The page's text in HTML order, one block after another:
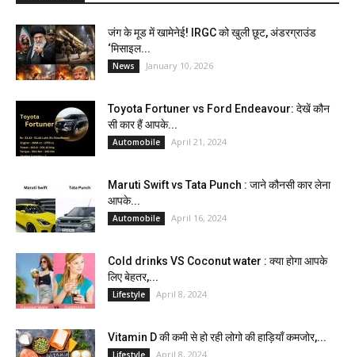
जंग के मूड में खामेनेई! IRGC को खुली छूट, अंडरग्राउंड
‘मिसाइल...
News January 10, 2026
Toyota Fortuner vs Ford Endeavour: देखें कौन
सी कार हैं आपके...
Automobile April 21, 2024
Maruti Swift vs Tata Punch : जाने कौनसी कार लेना
आपके...
Automobile April 16, 2024
Cold drinks VS Coconut water : क्या होगा आपके
लिए बेहतर,...
Lifestyle April 8, 2024
Vitamin D की कमी से हो रही लोगो की हाड़ियाँ कमजोर,...
Lifestyle April 8, 2024